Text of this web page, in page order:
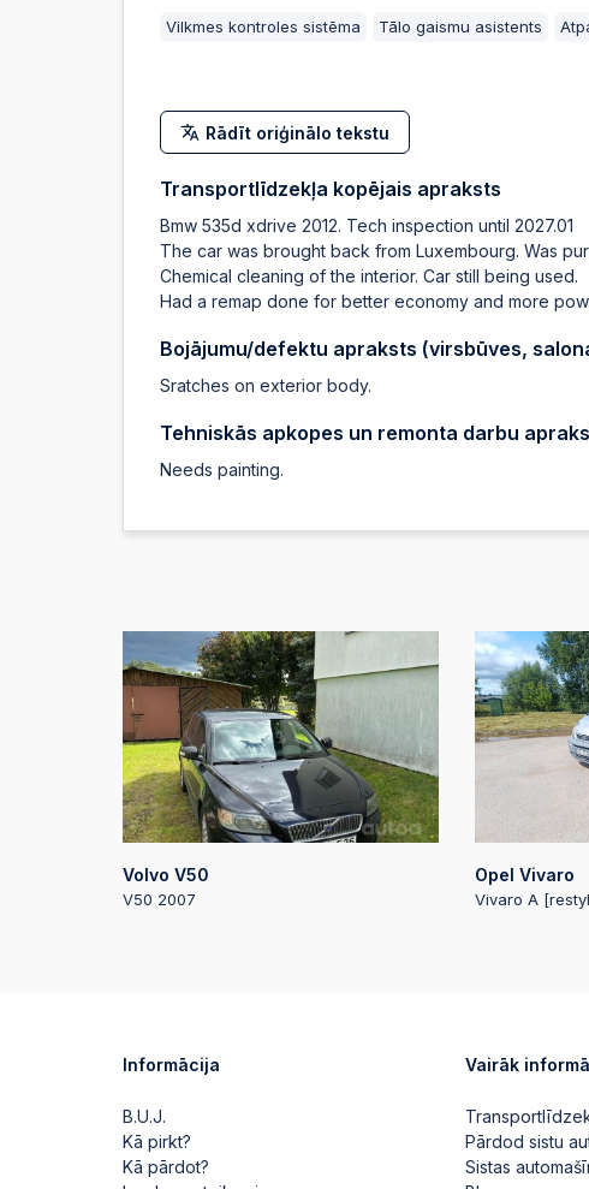
Vilkmes kontroles sistēma Tālo gaismu asistents
Rādīt oriģinālo tekstu
Transportlīdzekļa kopējais apraksts
Bmw 535d xdrive 2012. Tech inspection until 2027.01
The car was brought back from Luxembourg. Was
Chemical cleaning of the interior. Car still being used.
Had a remap done for better economy and more
Bojājumu/defektu apraksts (virsbūves,
Sratches on exterior body.
Tehniskās apkopes un remonta darbu
Needs painting.
Volvo V50
V50 2007
Opel Vivaro
Vivaro A
Informācija
B.U.J.
Kā pirkt?
Kā pārdot?
Vairāk
Pārdod sistu
Sistas